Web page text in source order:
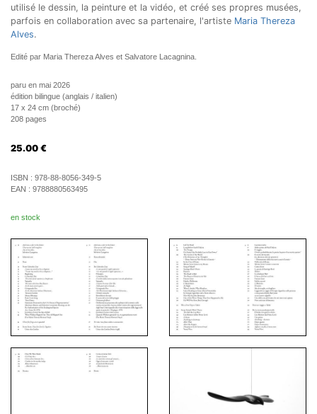
utilisé le dessin, la peinture et la vidéo, et créé ses propres musées,
parfois en collaboration avec sa partenaire, l'artiste Maria Thereza
Alves.
Edité par Maria Thereza Alves et Salvatore Lacagnina.
paru en mai 2026
édition bilingue (anglais / italien)
17 x 24 cm (broché)
208 pages
25.00 €
ISBN : 978-88-8056-349-5
EAN : 9788880563495
en stock